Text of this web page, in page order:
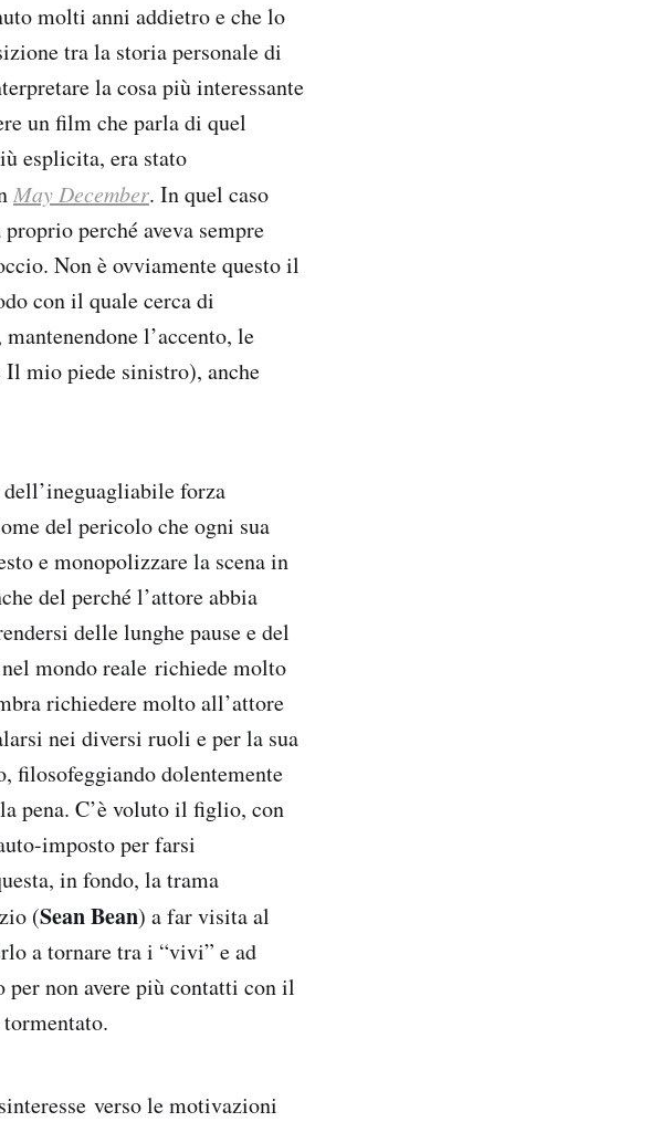
molti anni addietro e che lo
tra la storia personale di
la cosa più interessante
un film che parla di quel
esplicita, era stato
May December. In quel caso
perché aveva sempre
Non è ovviamente questo il
con il quale cerca di
l’accento, le
mio piede sinistro), anche
dell’ineguagliabile forza
del pericolo che ogni sua
e monopolizzare la scena in
del perché l’attore abbia
delle lunghe pause e del
mondo reale richiede molto
richiedere molto all’attore
nei diversi ruoli e per la sua
filosofeggiando dolentemente
pena. C’è voluto il figlio, con
imposto per farsi
in fondo, la trama
(Sean Bean) a far visita al
a tornare tra i “vivi” e ad
per non avere più contatti con il
verso le motivazioni